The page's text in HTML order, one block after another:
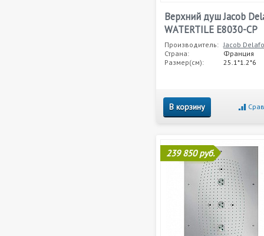
Верхний душ Jacob
WATERTILE E8030-CP
Производитель: Jacob
Страна:
Франция
Размер(см):
25.1*1.2*6
В корзину
239 850 руб.